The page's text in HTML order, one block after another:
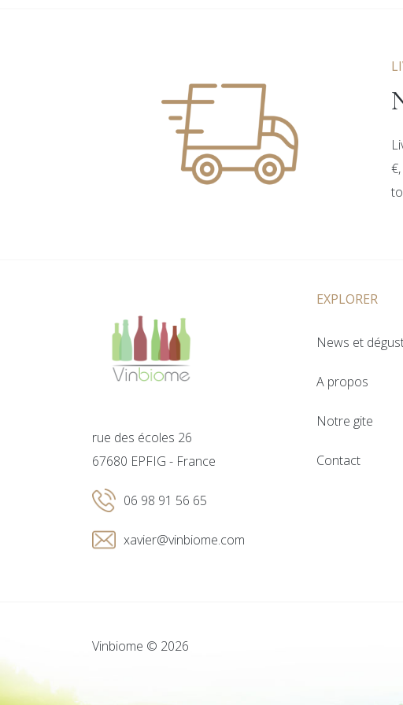
rue des écoles 26
67680 EPFIG - France
06 98 91 56 65
xavier@vinbiome.com
EXPLORER
News et
A propos
Notre gite
Contact
Vinbiome © 2026